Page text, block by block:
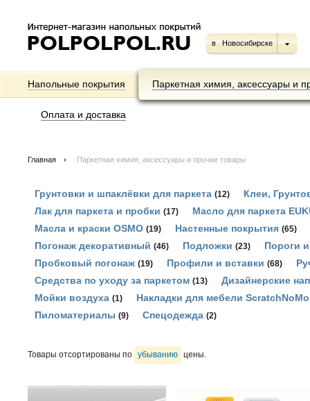
в Новосибирске
Напольные покрытия Паркетная химия, аксессуары и
Оплата и доставка
Главная Паркетная химия, аксессуары и прочие товары
Грунтовки и шпаклёвки для паркета (12)
Клеи,
Лак для паркета и пробки (17)
Масло для паркета
Масла и краски OSMO (19) Настенные покрытия (65)
Погонаж декоративный (46) Подложки (23)
Пороги
Пробковый погонаж (19) Профили и вставки (68)
Средства по уходу за паркетом (13)
Дизайнерские
Мойки воздуха (1)
Накладки для мебели
Пиломатериалы (9) Спецодежда (2)
Товары отсортированы по убыванию цены.